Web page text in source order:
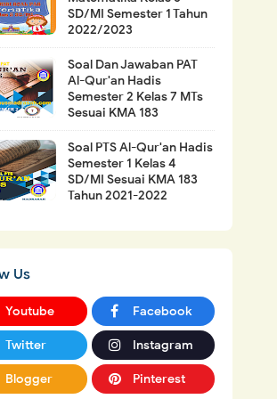
SD/MI Semester 1 Tahun
2022/2023
Soal Dan Jawaban PAT
Al-Qur'an Hadis
Semester 2 Kelas 7 MTs
Sesuai KMA 183
Soal PTS Al-Qur'an Hadis
Semester 1 Kelas 4
SD/MI Sesuai KMA 183
Tahun 2021-2022
Us
Youtube Facebook
Twitter Instagram
Blogger Pinterest